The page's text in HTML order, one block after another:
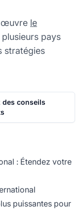
œuvre le
plusieurs pays
stratégies
des conseils
: Étendez votre
puissantes pour